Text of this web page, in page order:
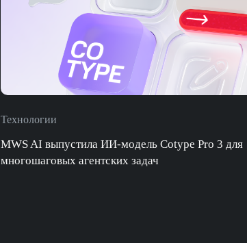
Технологии
MWS AI выпустила ИИ-модель Cotype Pro 3 для
многошаговых агентских задач